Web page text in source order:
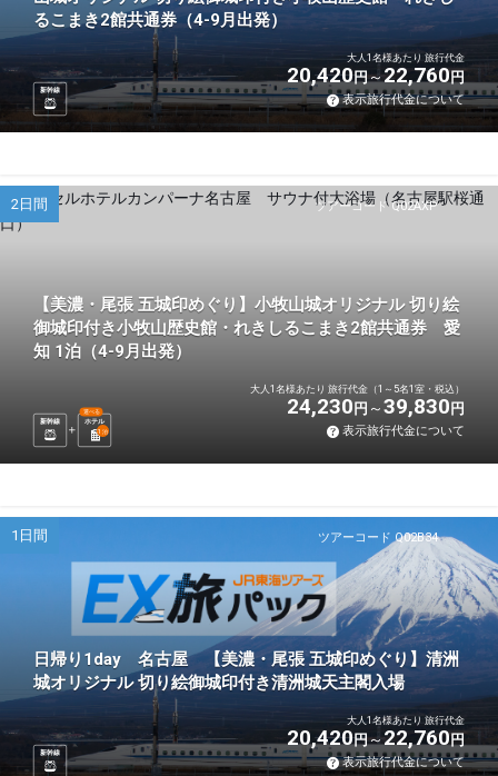
るこまき2館共通券（4-9月出発）
新幹線
大人1名様あたり 旅行代金
20,420円 22,760円
表示旅行代金について
ツアーコード Q02AXP
2日間
【美濃・尾張 五城印めぐり】小牧山城オリジナル 切り絵
御城印付き小牧山歴史館・れきしるこまき2館共通券 愛
知 1泊（4-9月出発）
新幹線 ホテル
選べる
1 泊
大人1名様あたり 旅行代金（1～5名1室・税込）
24,230 円 39,830 円
表示旅行代金について
ツアーコード Q02B34
1日間
日帰り1day 名古屋 【美濃・尾張 五城印めぐり】清洲
城オリジナル 切り絵御城印付き清洲城天主閣入場
新幹線
大人1名様あたり 旅行代金
20,420円 22,760円
表示旅行代金について